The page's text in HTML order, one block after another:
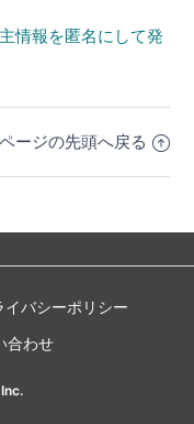
情報を匿名にして発
ページの先頭へ戻る
イバシーポリシー
合わせ